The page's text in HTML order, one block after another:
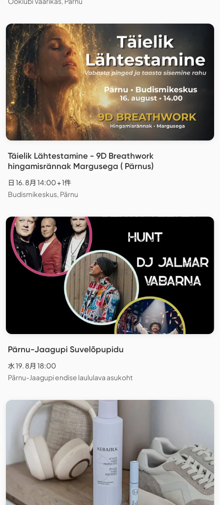
Täielik Lähtestamine - 9D Breathwork
hingamisrännak Margusega ( Pärnus)
日 16. 8月 14:00 + 1件
Budismikeskus, Pärnu
Pärnu-Jaagupi Suvelõpupidu
水 19. 8月 18:00
Pärnu-Jaagupi endise laululava asukoht